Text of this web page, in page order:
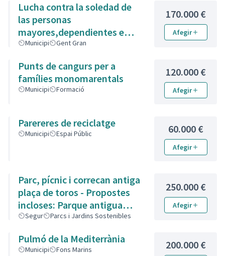
Lucha contra la soledad de
las personas
mayores,dependientes e
incapacitados
Municipi Gent Gran
170.000 €
Afegir
Punts de cangurs per a
famílies monomarentals
Municipi Formació
120.000 €
Afegir
Parereres de reciclatge
Municipi Espai Públic 60.000 €
Afegir
Parc, pícnic i correcan antiga
plaça de toros - Propostes
incloses: Parque antigua
Plaza de Toros i Picnic zona
de Segur
Segur Parcs i Jardins Sostenibles
250.000 €
Afegir
Pulmó de la Mediterrània
Municipi Fons Marins 200.000 €